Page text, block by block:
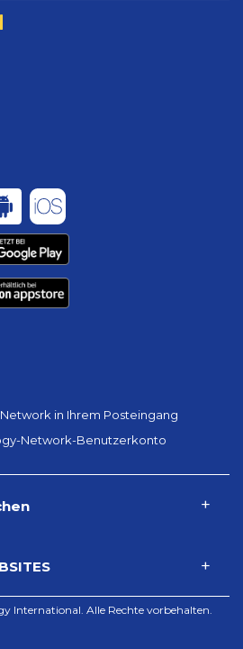
in Ihrem Posteingang
Network-Benutzerkonto
International. Alle Rechte vorbehalten.